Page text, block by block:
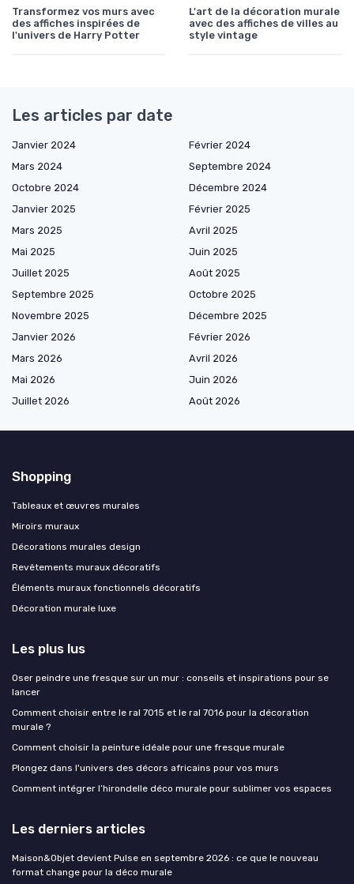
Transformez vos murs avec
des affiches inspirées de
l'univers de Harry Potter
L'art de la décoration murale
avec des affiches de villes au
style vintage
Les articles par date
Janvier 2024
Février 2024
Mars 2024
Septembre 2024
Octobre 2024
Décembre 2024
Janvier 2025
Février 2025
Mars 2025
Avril 2025
Mai 2025
Juin 2025
Juillet 2025
Août 2025
Septembre 2025
Octobre 2025
Novembre 2025
Décembre 2025
Janvier 2026
Février 2026
Mars 2026
Avril 2026
Mai 2026
Juin 2026
Juillet 2026
Août 2026
Shopping
Tableaux et œuvres murales
Miroirs muraux
Décorations murales design
Revêtements muraux décoratifs
Éléments muraux fonctionnels décoratifs
Décoration murale luxe
Les plus lus
Oser peindre une fresque sur un mur : conseils et inspirations pour se
lancer
Comment choisir entre le ral 7015 et le ral 7016 pour la décoration
murale ?
Comment choisir la peinture idéale pour une fresque murale
Plongez dans l'univers des décors africains pour vos murs
Comment intégrer l’hirondelle déco murale pour sublimer vos espaces
Les derniers articles
Maison&Objet devient Pulse en septembre 2026 : ce que le nouveau
format change pour la déco murale